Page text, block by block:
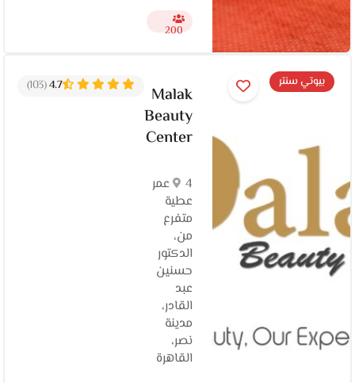
200
بيوتي سنتر
Malak
Beauty
Center
4 عمر
عطية
متفرع
من،
الدكتور
حسنين
عبد
القادر،
مدينة
نصر،
القاهرة‬
4.7
(103)